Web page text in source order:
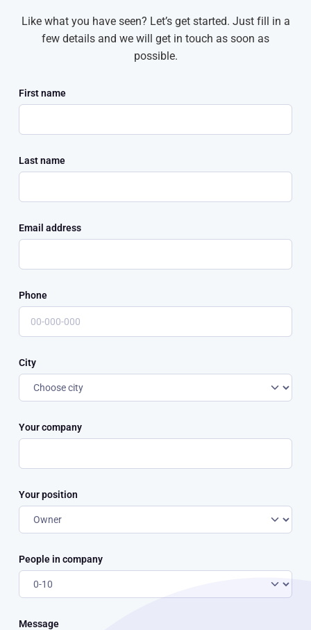
Like what you have seen? Let’s get started. Just fill in a
few details and we will get in touch as soon as
possible.
First name
Last name
Email address
Phone
City
Your company
Your position
People in company
Message